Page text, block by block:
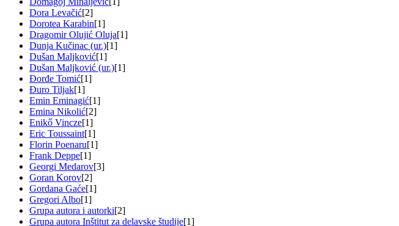
Dora Levačić[2]
Dorotea Karabin[1]
Dragomir Olujić Oluja[1]
Dunja Kučinac (ur.)[1]
Dušan Maljković[1]
Dušan Maljković (ur.)[1]
Đorđe Tomić[1]
Đuro Tiljak[1]
Emin Eminagić[1]
Emina Nikolić[2]
Enikő Vincze[1]
Eric Toussaint[1]
Florin Poenaru[1]
Frank Deppe[1]
Georgi Medarov[3]
Goran Korov[2]
Gordana Gaće[1]
Gregori Albo[1]
Grupa autora i autorki[2]
Grupa autora Inštitut za delavske študije[1]